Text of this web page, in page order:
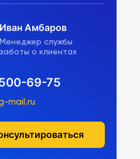
Иван Амбаров
Менеджер службы
заботы о клиентах
69-75
mail.ru